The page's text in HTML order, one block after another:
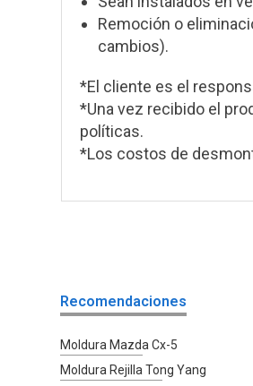
Remoción o
cambios).
*El cliente es el
*Una vez recibido el
políticas.
*Los costos de
Recomendaciones
Moldura Mazda Cx-5
Moldura Rejilla Tong Yang